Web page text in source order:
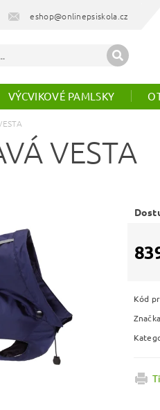
eshop@onlinepsiskola.cz
VÝCVIKOVÉ PAMLSKY
VESTA
Kód
Značka